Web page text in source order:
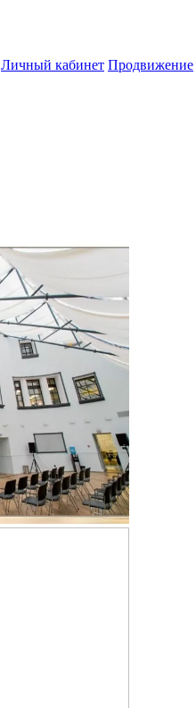
Личный кабинет Продвижение